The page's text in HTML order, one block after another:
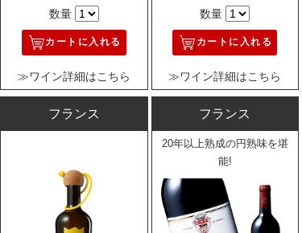
数量
カートに入れる
≫ワイン詳細はこちら
数量
カートに入れる
≫ワイン詳細はこちら
フランス フランス
20年以上熟成の円熟味を堪
能!